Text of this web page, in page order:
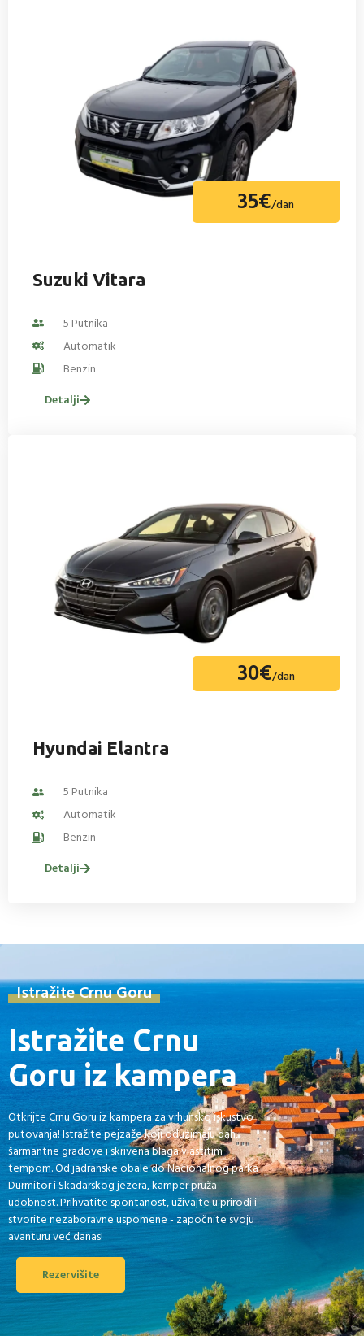
35€/dan
Suzuki Vitara
5 Putnika
Automatik
Benzin
Detalji
30€/dan
Hyundai Elantra
5 Putnika
Automatik
Benzin
Detalji
Istražite Crnu Goru
Istražite Crnu
Goru iz kampera
Otkrijte Crnu Goru iz kampera za vrhunsko iskustvo
putovanja! Istražite pejzaže koji oduzimaju dah,
šarmantne gradove i skrivena blaga vlastitim
tempom. Od jadranske obale do Nacionalnog parka
Durmitor i Skadarskog jezera, kamper pruža
udobnost. Prihvatite spontanost, uživajte u prirodi i
stvorite nezaboravne uspomene - započnite svoju
avanturu već danas!
Rezervišite